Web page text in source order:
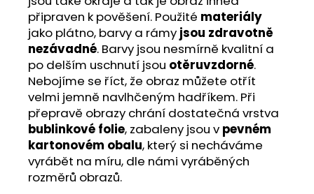
připraven k pověšení. Použité materiály
jako plátno, barvy a rámy jsou zdravotně
nezávadné. Barvy jsou nesmírně kvalitní a
po delším uschnutí jsou otěruvzdorné.
Nebojíme se říct, že obraz můžete otřít
velmi jemně navlhčeným hadříkem. Při
přepravě obrazy chrání dostatečná vrstva
bublinkové folie, zabaleny jsou v pevném
kartonovém obalu, který si necháváme
vyrábět na míru, dle námi vyráběných
rozměrů obrazů.